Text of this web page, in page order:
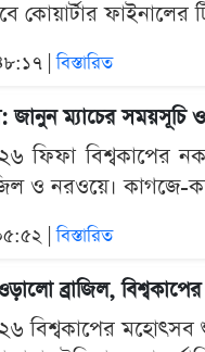
কোয়ার্টার ফাইনালের
|বিস্তারিত
জানুন ম্যাচের সময়সূচি
ফিফা বিশ্বকাপের
ও নরওয়ে। কাগজে-
|বিস্তারিত
ব্রাজিল,
বিশ্বকাপের মহোৎসব